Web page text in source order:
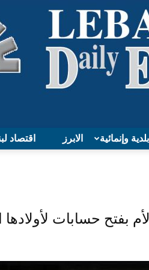
اقتصاد الابرز وإنمائية
بفتح حسابات لأولادها